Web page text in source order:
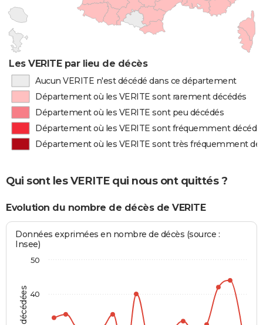
Les VERITE par lieu de décès
Aucun VERITE n'est décédé dans ce département
Département où les VERITE sont rarement décédés
Département où les VERITE sont peu décédés
Département où les VERITE sont fréquemment
Département où les VERITE sont très fréquemment
Qui sont les VERITE qui nous ont quittés ?
Evolution du nombre de décès de VERITE
Données exprimées en nombre de décès (source :
Insee)
40
50